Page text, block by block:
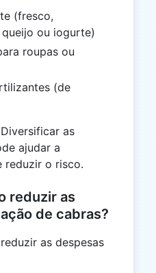
(fresco,
ou iogurte)
roupas ou
(de
as
ajudar a
reduzir o risco.
reduzir as
de cabras?
as despesas